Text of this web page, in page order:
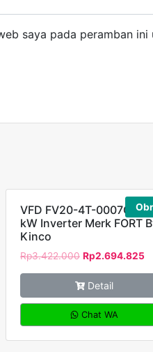
saya pada peramban
VFD FV20-4T-0007G
kW Inverter Merk FORT
Kinco
Rp3.422.000 Rp2.694.825
Detail
Chat WA